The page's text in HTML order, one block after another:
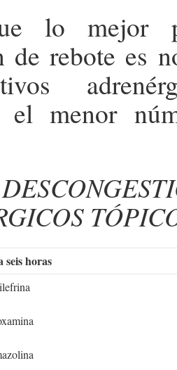
lo mejor
de rebote es
el menor
seis horas